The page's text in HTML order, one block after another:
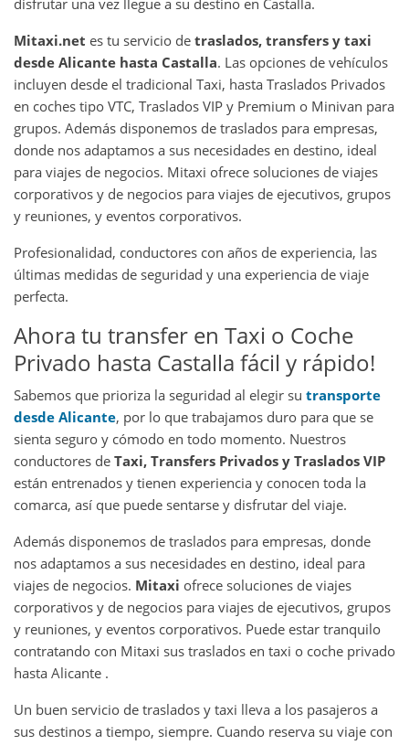
Mitaxi.net es tu servicio de traslados, transfers y taxi
desde Alicante hasta Castalla. Las opciones de vehículos
incluyen desde el tradicional Taxi, hasta Traslados Privados
en coches tipo VTC, Traslados VIP y Premium o Minivan para
grupos. Además disponemos de traslados para empresas,
donde nos adaptamos a sus necesidades en destino, ideal
para viajes de negocios. Mitaxi ofrece soluciones de viajes
corporativos y de negocios para viajes de ejecutivos, grupos
y reuniones, y eventos corporativos.
Profesionalidad, conductores con años de experiencia, las
últimas medidas de seguridad y una experiencia de viaje
perfecta.
Ahora tu transfer en Taxi o Coche
Privado hasta Castalla fácil y rápido!
Sabemos que prioriza la seguridad al elegir su transporte
desde Alicante, por lo que trabajamos duro para que se
sienta seguro y cómodo en todo momento. Nuestros
conductores de Taxi, Transfers Privados y Traslados VIP
están entrenados y tienen experiencia y conocen toda la
comarca, así que puede sentarse y disfrutar del viaje.
Además disponemos de traslados para empresas, donde
nos adaptamos a sus necesidades en destino, ideal para
viajes de negocios. Mitaxi ofrece soluciones de viajes
corporativos y de negocios para viajes de ejecutivos, grupos
y reuniones, y eventos corporativos. Puede estar tranquilo
contratando con Mitaxi sus traslados en taxi o coche privado
hasta Alicante .
Un buen servicio de traslados y taxi lleva a los pasajeros a
sus destinos a tiempo, siempre. Cuando reserva su viaje con